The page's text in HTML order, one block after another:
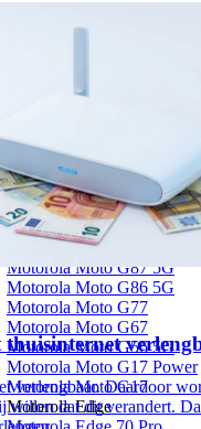
Samsung Galaxy A27 5G
Samsung Galaxy A17
Samsung Galaxy Xcover 7
OnePlus Nord
OnePlus Nord 5
Motorola Moto G
Motorola Moto G87 5G
Motorola Moto G86 5G
Motorola Moto G77
Motorola Moto G67
Motorola Moto G56 5G
Motorola Moto G17 Power
Motorola Moto G17
Motorola Edge
verlengbaar. Daardoor
willen dat dit verandert.